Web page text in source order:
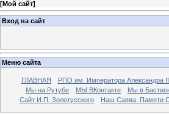
[Мой сайт]
Вход на сайт
Меню сайта
ГЛАВНАЯ РПО им. Императора Александра III
Мы на Рутубе
МЫ ВКонтакте Мы в
Сайт И.П. Золотусского
Наш Савва. Памяти